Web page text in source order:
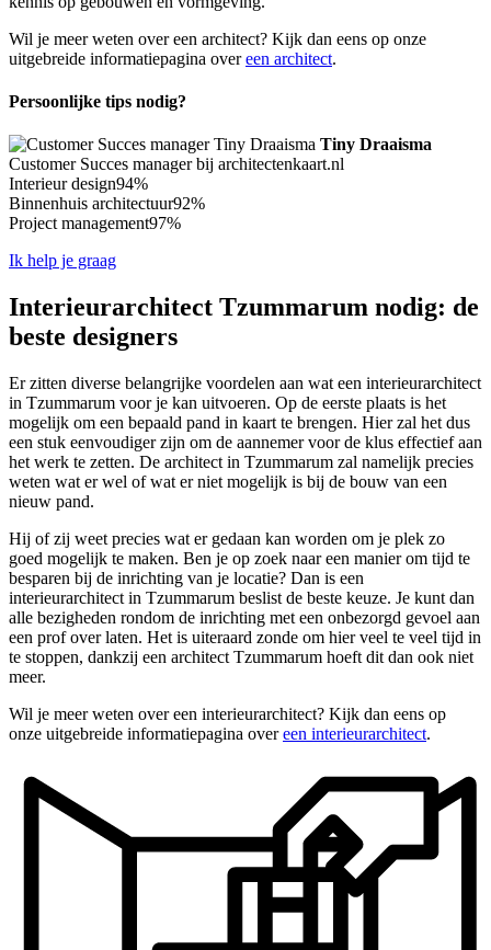
Wil je meer weten over een architect? Kijk dan eens op onze
uitgebreide informatiepagina overeen architect.
Persoonlijke tips nodig?
Tiny Draaisma
Customer Succes manager bij architectenkaart.nl
Interieur design94%
Binnenhuis architectuur92%
Project management97%
Ik help je graag
Interieurarchitect Tzummarum nodig: de
beste designers
Er zitten diverse belangrijke voordelen aan wat een interieurarchitect
in Tzummarum voor je kan uitvoeren. Op de eerste plaats is het
mogelijk om een bepaald pand in kaart te brengen. Hier zal het dus
een stuk eenvoudiger zijn om de aannemer voor de klus effectief aan
het werk te zetten. De architect in Tzummarum zal namelijk precies
weten wat er wel of wat er niet mogelijk is bij de bouw van een
nieuw pand.
Hij of zij weet precies wat er gedaan kan worden om je plek zo
goed mogelijk te maken. Ben je op zoek naar een manier om tijd te
besparen bij de inrichting van je locatie? Dan is een
interieurarchitect in Tzummarum beslist de beste keuze. Je kunt dan
alle bezigheden rondom de inrichting met een onbezorgd gevoel aan
een prof over laten. Het is uiteraard zonde om hier veel te veel tijd in
te stoppen, dankzij een architect Tzummarum hoeft dit dan ook niet
meer.
Wil je meer weten over een interieurarchitect? Kijk dan eens op
onze uitgebreide informatiepagina overeen interieurarchitect.